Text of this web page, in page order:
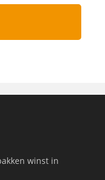
winst in